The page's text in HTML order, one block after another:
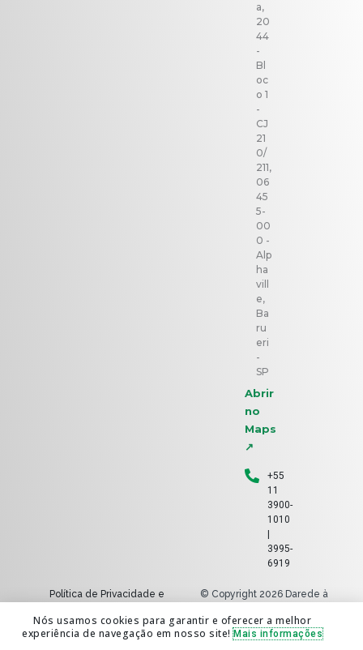
a,
20
44
-
Bl
oc
o 1
-
CJ
21
0/
211,
06
45
5-
00
0 -
Alp
ha
vill
e,
Ba
ru
eri
-
SP
Abrir
no
Maps
↗
+55
11
3900-
1010
3995-
6919
Política de Privacidade e
Perguntas Frequentes
© Copyright 2026 Darede à
Todos os direitos reservados |
By Damidia Marketing &
Nós usamos cookies para garantir e oferecer a melhor
experiência de navegação em nosso site!Mais informações